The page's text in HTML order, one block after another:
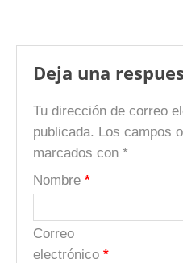
Deja una
Tu dirección de correo
publicada. Los campos
marcados con *
Nombre *
Correo
electrónico *